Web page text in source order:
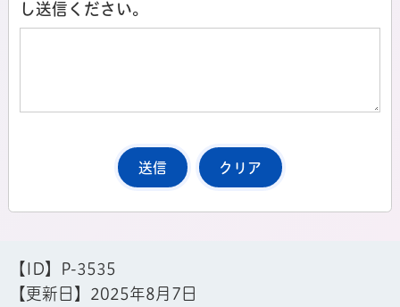
し送信ください。
【ID】
P-3535
【更新日】 2025年8月7日